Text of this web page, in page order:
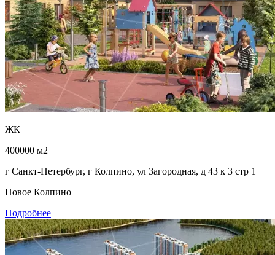
ЖК
400000 м2
г Санкт-Петербург, г Колпино, ул Загородная, д 43 к 3 стр 1
Новое Колпино
Подробнее